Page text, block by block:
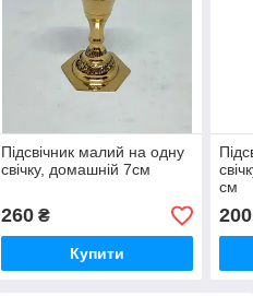
Підсвічник малий на одну
свічку, домашній 7см
260₴
Купити
см
200